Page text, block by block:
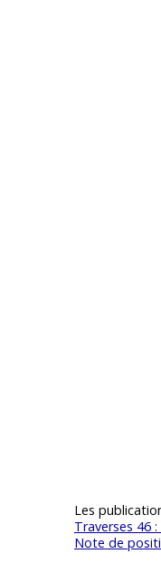
Les
Traverses 46
Note de